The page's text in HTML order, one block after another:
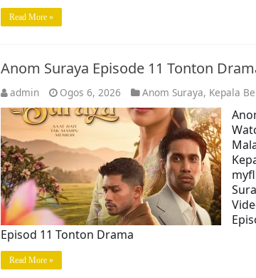
Read More »
Anom Suraya Episode 11 Tonton
admin Ogos 6, 2026 Anom Suraya, Kepala
Episod 11 Tonton Drama
Read More »